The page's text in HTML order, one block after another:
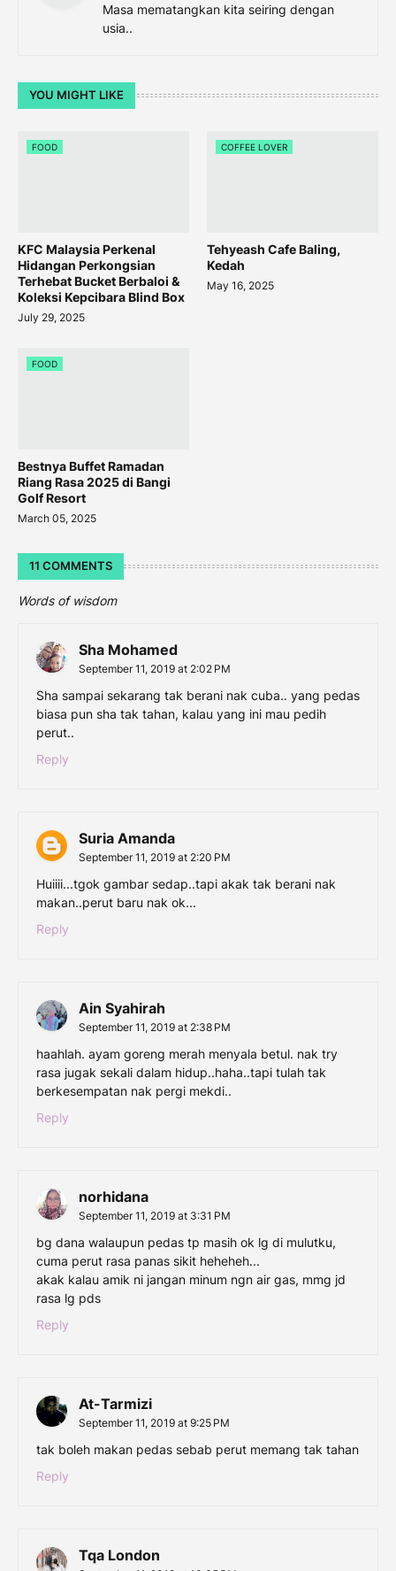
Masa mematangkan kita seiring dengan
usia..
YOU MIGHT LIKE
FOOD
KFC Malaysia Perkenal
Hidangan Perkongsian
Terhebat Bucket Berbaloi &
Koleksi Kepcibara Blind Box
July 29, 2025
COFFEE LOVER
Tehyeash Cafe Baling,
Kedah
May 16, 2025
FOOD
Bestnya Buffet Ramadan
Riang Rasa 2025 di Bangi
Golf Resort
March 05, 2025
11 COMMENTS
Words of wisdom
Sha Mohamed
September 11, 2019 at 2:02 PM
Sha sampai sekarang tak berani nak cuba.. yang pedas
biasa pun sha tak tahan, kalau yang ini mau pedih
perut..
Reply
Suria Amanda
September 11, 2019 at 2:20 PM
Huiiii...tgok gambar sedap..tapi akak tak berani nak
makan..perut baru nak ok...
Reply
Ain Syahirah
September 11, 2019 at 2:38 PM
haahlah. ayam goreng merah menyala betul. nak try
rasa jugak sekali dalam hidup..haha..tapi tulah tak
berkesempatan nak pergi mekdi..
Reply
norhidana
September 11, 2019 at 3:31 PM
bg dana walaupun pedas tp masih ok lg di mulutku,
cuma perut rasa panas sikit heheheh...
akak kalau amik ni jangan minum ngn air gas, mmg jd
rasa lg pds
Reply
At-Tarmizi
September 11, 2019 at 9:25 PM
tak boleh makan pedas sebab perut memang tak tahan
Reply
Tqa London